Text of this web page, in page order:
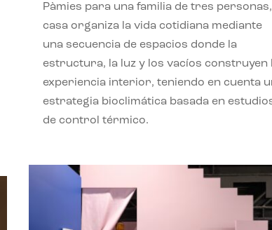
Pàmies para una familia de tres
casa organiza la vida cotidiana mediante
una secuencia de espacios donde la
estructura, la luz y los vacíos construyen
experiencia interior, teniendo en cuenta
estrategia bioclimática basada en
de control térmico.